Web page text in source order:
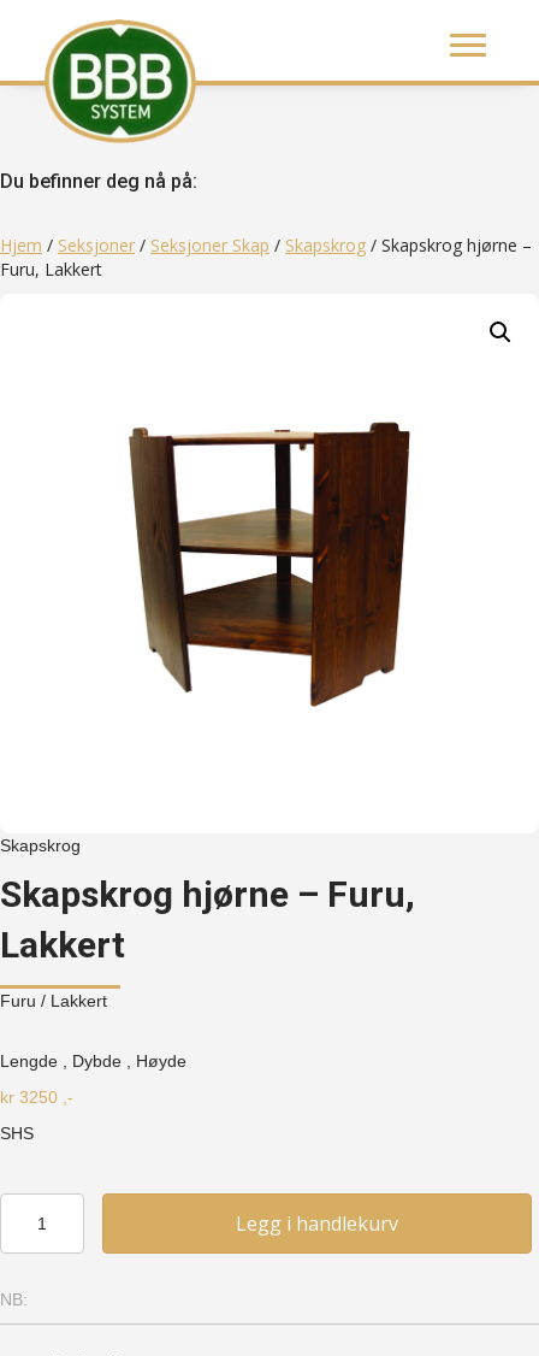
Du befinner deg nå på:
Hjem / Seksjoner / Seksjoner Skap / Skapskrog / Skapskrog hjørne –
Furu, Lakkert
Skapskrog
Skapskrog hjørne – Furu,
Lakkert
Furu / Lakkert
Lengde , Dybde , Høyde
kr 3250 ,-
SHS
hjørne
-
Lakkert
antall
Legg i handlekurv
NB: